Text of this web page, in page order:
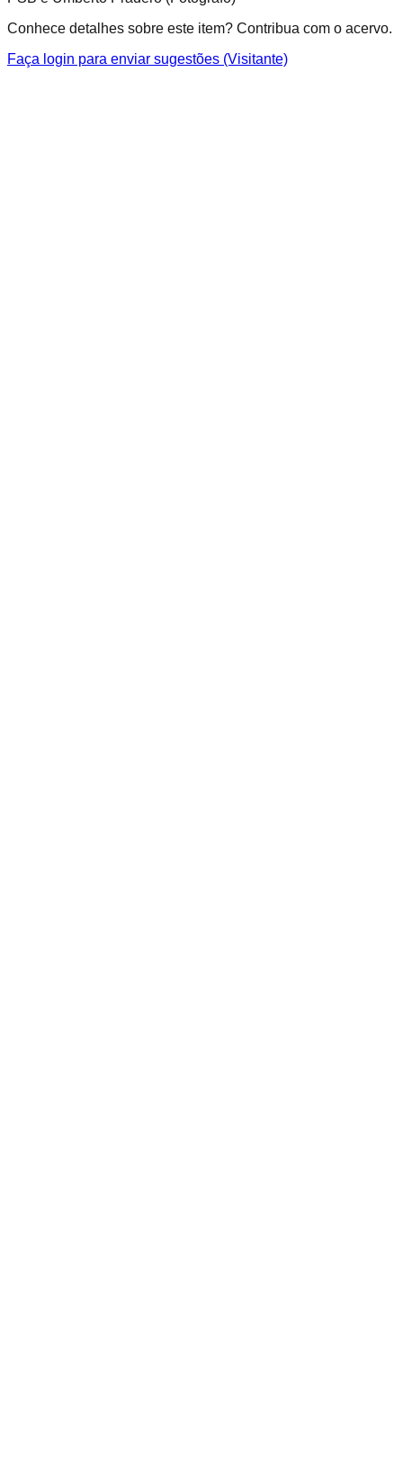
Conhece detalhes sobre este item? Contribua com o acervo.
Faça login para enviar sugestões (Visitante)